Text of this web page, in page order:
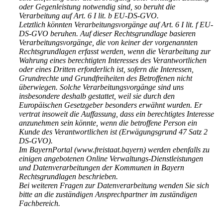
oder Gegenleistung notwendig sind, so beruht die
Verarbeitung auf Art. 6 I lit. b EU-DS-GVO.
Letztlich könnten Verarbeitungsvorgänge auf Art. 6 I lit. f EU-
DS-GVO beruhen. Auf dieser Rechtsgrundlage basieren
Verarbeitungsvorgänge, die von keiner der vorgenannten
Rechtsgrundlagen erfasst werden, wenn die Verarbeitung zur
Wahrung eines berechtigten Interesses des Verantwortlichen
oder eines Dritten erforderlich ist, sofern die Interessen,
Grundrechte und Grundfreiheiten des Betroffenen nicht
überwiegen. Solche Verarbeitungsvorgänge sind uns
insbesondere deshalb gestattet, weil sie durch den
Europäischen Gesetzgeber besonders erwähnt wurden. Er
vertrat insoweit die Auffassung, dass ein berechtigtes Interesse
anzunehmen sein könnte, wenn die betroffene Person ein
Kunde des Verantwortlichen ist (Erwägungsgrund 47 Satz 2
DS-GVO).
Im BayernPortal (www.freistaat.bayern) werden ebenfalls zu
einigen angebotenen Online Verwaltungs-Dienstleistungen
und Datenverarbeitungen der Kommunen in Bayern
Rechtsgrundlagen beschrieben.
Bei weiteren Fragen zur Datenverarbeitung wenden Sie sich
bitte an die zuständigen Ansprechpartner im zuständigen
Fachbereich.